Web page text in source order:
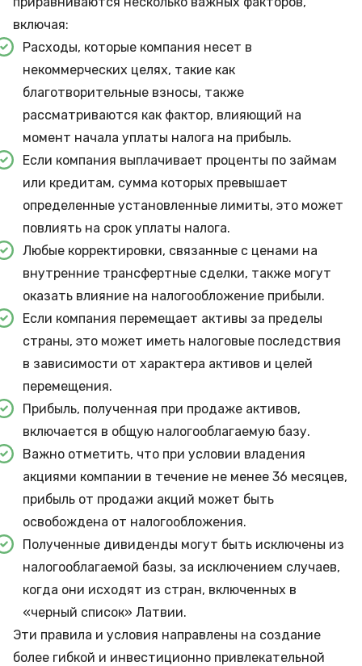
включая:
Расходы, которые компания несет в
некоммерческих целях, такие как
благотворительные взносы, также
рассматриваются как фактор, влияющий на
момент начала уплаты налога на прибыль.
Если компания выплачивает проценты по займам
или кредитам, сумма которых превышает
определенные установленные лимиты, это может
повлиять на срок уплаты налога.
Любые корректировки, связанные с ценами на
внутренние трансфертные сделки, также могут
оказать влияние на налогообложение прибыли.
Если компания перемещает активы за пределы
страны, это может иметь налоговые последствия
в зависимости от характера активов и целей
перемещения.
Прибыль, полученная при продаже активов,
включается в общую налогооблагаемую базу.
Важно отметить, что при условии владения
акциями компании в течение не менее 36 месяцев,
прибыль от продажи акций может быть
освобождена от налогообложения.
Полученные дивиденды могут быть исключены из
налогооблагаемой базы, за исключением случаев,
когда они исходят из стран, включенных в
«черный список» Латвии.
Эти правила и условия направлены на создание
более гибкой и инвестиционно привлекательной